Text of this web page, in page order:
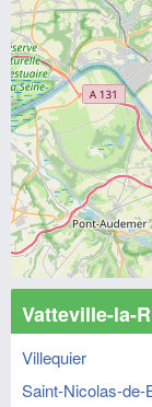
Vatteville-la-
Villequier
Saint-Nicolas-de-